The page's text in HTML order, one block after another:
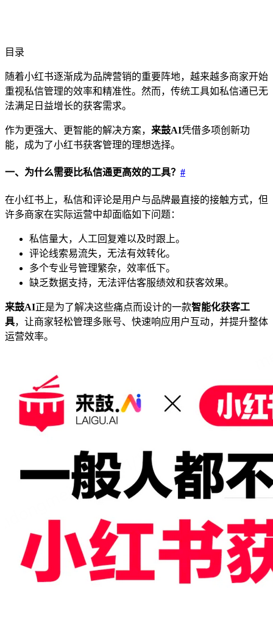
目录
随着小红书逐渐成为品牌营销的重要阵地，越来越多商家开始
重视私信管理的效率和精准性。然而，传统工具如私信通已无
法满足日益增长的获客需求。
作为更强大、更智能的解决方案， 来鼓AI凭借多项创新功
能，成为了小红书获客管理的理想选择。
一、为什么需要比私信通更高效的工具？ #
在小红书上，私信和评论是用户与品牌最直接的接触方式，但
许多商家在实际运营中却面临如下问题：
私信量大，人工回复难以及时跟上。
评论线索易流失，无法有效转化。
多个专业号管理繁杂，效率低下。
缺乏数据支持，无法评估客服绩效和获客效果。
来鼓AI正是为了解决这些痛点而设计的一款智能化获客工
具，让商家轻松管理多账号、快速响应用户互动，并提升整体
运营效率。